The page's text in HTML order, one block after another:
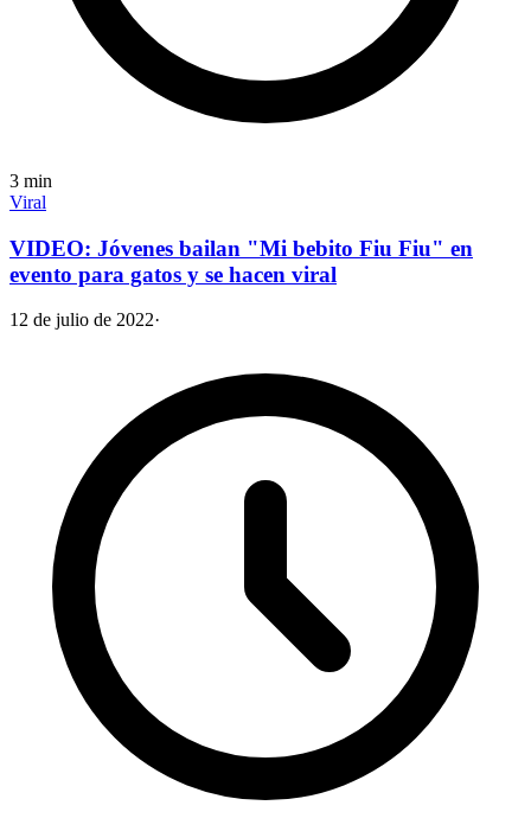
3 min
Viral
VIDEO: Jóvenes bailan "Mi bebito Fiu Fiu" en
evento para gatos y se hacen viral
12 de julio de 2022·